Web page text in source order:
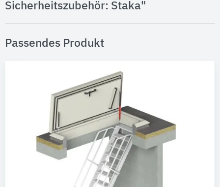
Sicherheitszubehör: Staka"
Passendes Produkt